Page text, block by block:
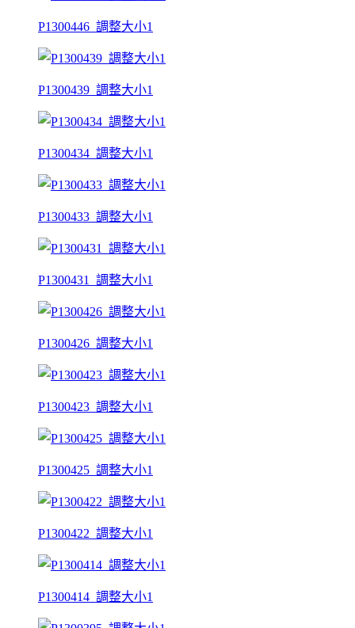
P1300446_調整大小1
P1300439_調整大小1
P1300434_調整大小1
P1300433_調整大小1
P1300431_調整大小1
P1300426_調整大小1
P1300423_調整大小1
P1300425_調整大小1
P1300422_調整大小1
P1300414_調整大小1